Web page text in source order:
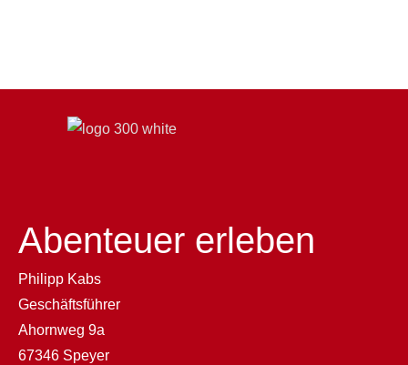
Abenteuer erleben
Philipp Kabs
Geschäftsführer
Ahornweg 9a
67346 Speyer